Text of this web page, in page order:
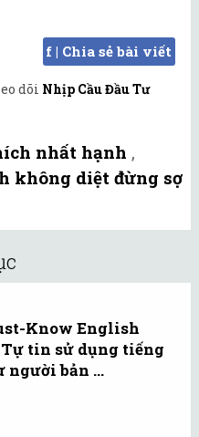
f | Chia sẻ bài viết
dõi Nhịp Cầu Đầu Tư
nhất hạnh ,
không diệt đừng sợ
Know English
tin sử dụng tiếng
người bản ...